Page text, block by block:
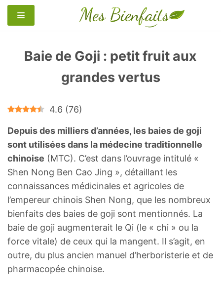
Aller
au
Baie de Goji : petit fruit aux
grandes vertus
4.6 (76)
Depuis des milliers d’années, les baies de goji
sont utilisées dans la médecine traditionnelle
chinoise (MTC). C’est dans l’ouvrage intitulé «
Shen Nong Ben Cao Jing », détaillant les
connaissances médicinales et agricoles de
l’empereur chinois Shen Nong, que les nombreux
bienfaits des baies de goji sont mentionnés. La
baie de goji augmenterait le Qi (le « chi » ou la
force vitale) de ceux qui la mangent. Il s’agit, en
outre, du plus ancien manuel d’herboristerie et de
pharmacopée chinoise.